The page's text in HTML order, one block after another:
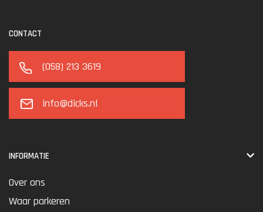
CONTACT
(058) 213 3619
info@dicks.nl
INFORMATIE
Over ons
Waar parkeren